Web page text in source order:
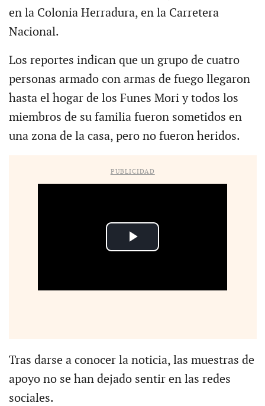
en la Colonia Herradura, en la Carretera
Nacional.
Los reportes indican que un grupo de cuatro
personas armado con armas de fuego llegaron
hasta el hogar de los Funes Mori y todos los
miembros de su familia fueron sometidos en
una zona de la casa, pero no fueron heridos.
PUBLICIDAD
Tras darse a conocer la noticia, las muestras de
apoyo no se han dejado sentir en las redes
sociales.